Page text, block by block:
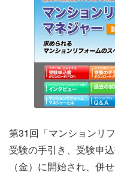
イ
ベ
ン
第31回「マンションリ
受験の手引き、受験申
（金）に開始され、併